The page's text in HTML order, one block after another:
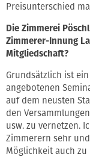
Preisunterschied
Die Zimmerei
Zimmerer-Innung
Mitgliedschaft?
Grundsätzlich ist
angebotenen
auf dem neusten
den
usw. zu vernetzen.
Zimmerern sehr
Möglichkeit auch